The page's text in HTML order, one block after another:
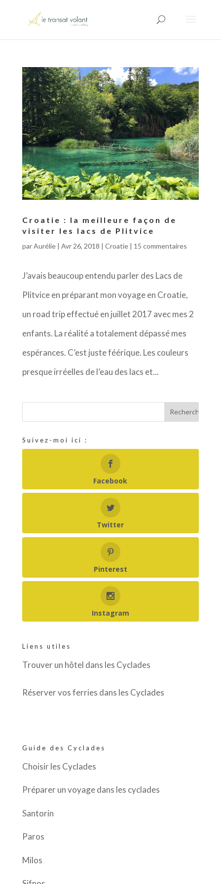
Croatie : la meilleure façon de
visiter les lacs de Plitvice
parAurélie| Avr 26, 2018 | Croatie| 15 commentaires
J’avais beaucoup entendu parler des Lacs de
Plitvice en préparant mon voyage en Croatie,
un road trip effectué en juillet 2017 avec mes 2
enfants. La réalité a totalement dépassé mes
espérances. C’est juste féérique. Les couleurs
presque irréelles de l’eau des lacs et...
Suivez-moi ici :
Facebook
Twitter
Pinterest
Instagram
Liens utiles
Trouver un hôtel dans les Cyclades
Réserver vos ferries dans les Cyclades
Guide des Cyclades
Choisir les Cyclades
Préparer un voyage dans les cyclades
Santorin
Paros
Milos